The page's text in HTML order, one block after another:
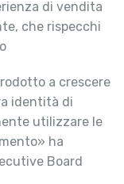
di vendita
che rispecchi
a crescere
identità di
utilizzare le
ha
Board